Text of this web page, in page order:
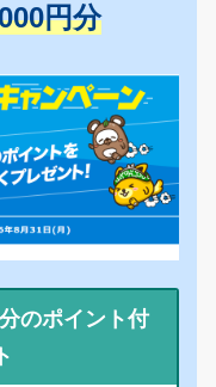
円分
のポイント付